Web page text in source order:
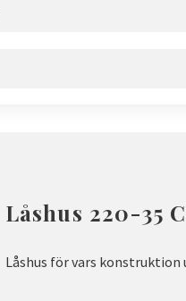
Låshus 220-35
Låshus för vars